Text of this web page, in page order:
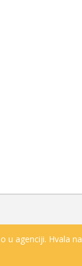
u agenciji. Hvala na